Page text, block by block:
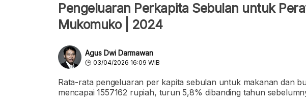
Pengeluaran Perkapita Sebulan untuk
Mukomuko | 2024
Agus Dwi Darmawan
03/04/2026 16:09 WIB
Rata-rata pengeluaran per kapita sebulan untuk makanan dan
mencapai 1557162 rupiah, turun 5,8% dibanding tahun